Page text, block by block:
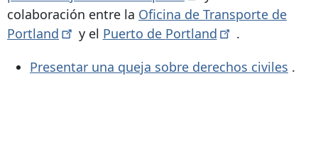
colaboración entre la Oficina de Transporte de
Portland
y el Puerto de Portland
.
Presentar una queja sobre derechos civiles .